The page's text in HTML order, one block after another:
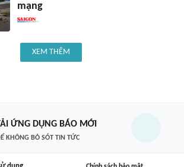
mạng
XEM THÊM
ỨNG DỤNG BÁO MỚI
KHÔNG BỎ SÓT TIN TỨC